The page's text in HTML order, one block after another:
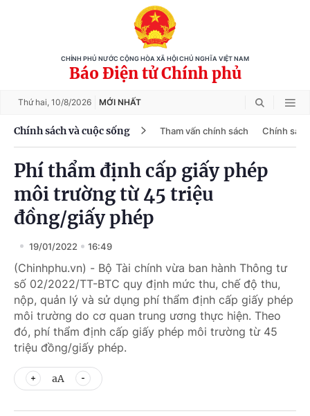
CHÍNH PHỦ NƯỚC CỘNG HÒA XÃ HỘI CHỦ NGHĨA VIỆT NAM
Báo Điện tử Chính phủ
Thứ hai, 10/8/2026 MỚI NHẤT
Chính sách và cuộc sống Tham vấn chính sách Chính
Phí thẩm định cấp giấy phép
môi trường từ 45 triệu
đồng/giấy phép
19/01/2022 16:49
(Chinhphu.vn) - Bộ Tài chính vừa ban hành Thông tư
số 02/2022/TT-BTC quy định mức thu, chế độ thu,
nộp, quản lý và sử dụng phí thẩm định cấp giấy phép
môi trường do cơ quan trung ương thực hiện. Theo
đó, phí thẩm định cấp giấy phép môi trường từ 45
triệu đồng/giấy phép.
aA